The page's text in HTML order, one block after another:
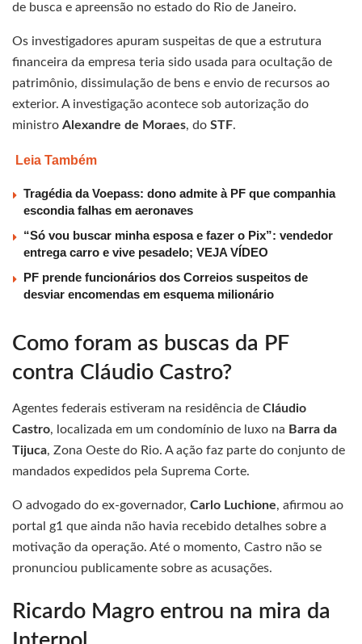
de busca e apreensão no estado do Rio de Janeiro.
Os investigadores apuram suspeitas de que a estrutura
financeira da empresa teria sido usada para ocultação de
patrimônio, dissimulação de bens e envio de recursos ao
exterior. A investigação acontece sob autorização do
ministro Alexandre de Moraes, do STF.
Leia Também
Tragédia da Voepass: dono admite à PF que companhia
escondia falhas em aeronaves
“Só vou buscar minha esposa e fazer o Pix”: vendedor
entrega carro e vive pesadelo; VEJA VÍDEO
PF prende funcionários dos Correios suspeitos de
desviar encomendas em esquema milionário
Como foram as buscas da PF
contra Cláudio Castro?
Agentes federais estiveram na residência de Cláudio
Castro, localizada em um condomínio de luxo na Barra da
Tijuca, Zona Oeste do Rio. A ação faz parte do conjunto de
mandados expedidos pela Suprema Corte.
O advogado do ex-governador, Carlo Luchione, afirmou ao
portal g1 que ainda não havia recebido detalhes sobre a
motivação da operação. Até o momento, Castro não se
pronunciou publicamente sobre as acusações.
Ricardo Magro entrou na mira da